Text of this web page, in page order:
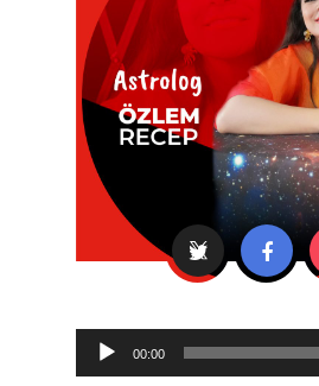
Audio
Player
00:00